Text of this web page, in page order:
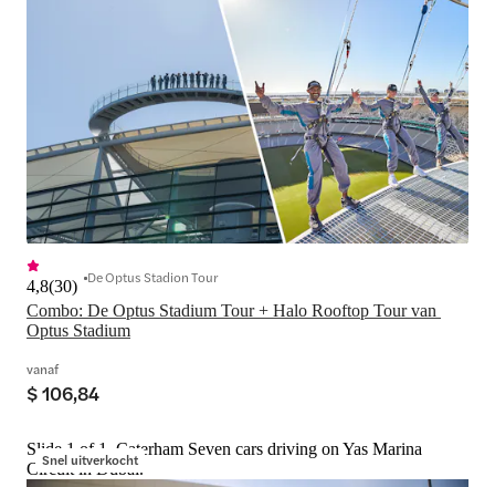
Combo: De Optus Stadium Tour + Halo Rooftop Tour van
Optus Stadium
4,8(30) De Optus Stadion Tour
vanaf
$ 106,84
Snel uitverkocht
Slide 1 of 1, Caterham Seven cars driving on Yas Marina
Circuit in Dubai.